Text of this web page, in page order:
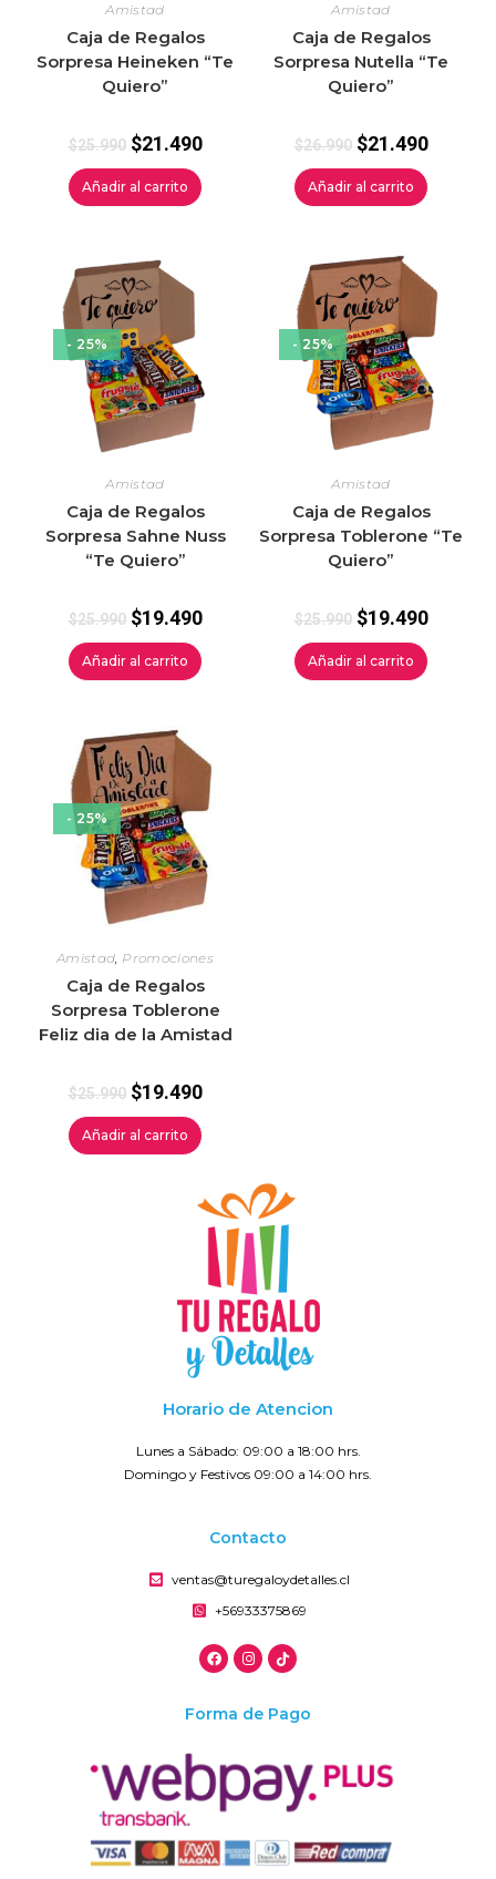
Amistad
Caja de Regalos
Sorpresa Heineken “Te
Quiero”
$25.990 $21.490
Añadir al carrito
Amistad
Caja de Regalos
Sorpresa Nutella “Te
Quiero”
$26.990 $21.490
Añadir al carrito
- 25%
Amistad
Caja de Regalos
Sorpresa Sahne Nuss
“Te Quiero”
$25.990 $19.490
Añadir al carrito
- 25%
Amistad
Caja de Regalos
Sorpresa Toblerone “Te
Quiero”
$25.990 $19.490
Añadir al carrito
- 25%
Amistad, Promociones
Caja de Regalos
Sorpresa Toblerone
Feliz dia de la Amistad
$25.990 $19.490
Añadir al carrito
Horario de Atencion
Lunes a Sábado: 09:00 a 18:00 hrs.
Domingo y Festivos 09:00 a 14:00 hrs.
Contacto
ventas@turegaloydetalles.cl
+56933375869
Forma de Pago